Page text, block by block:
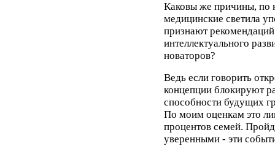
Каковы же причины, по
медицинские светила
признают
интеллектуального
новаторов?
Ведь если говорить
концепции блокируют
способности будущих
По моим оценкам это
процентов семей.
уверенными - эти